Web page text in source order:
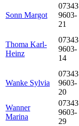
Sonn Margot
07343
9603-
21
Thoma Karl-
Heinz
07343
9603-
14
Wanke Sylvia
07343
9603-
20
Wanner
Marina
07343
9603-
29